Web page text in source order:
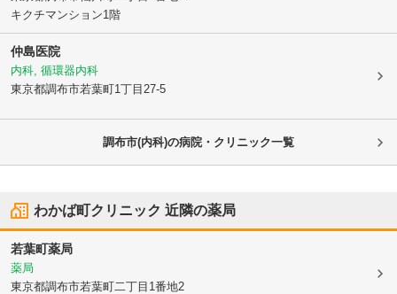
キクチマンション1階
仲島医院
内科, 循環器内科
東京都調布市若葉町1丁目27-5
調布市(内科)の病院・クリニック一覧
わかば町クリニック 近隣の薬局
若葉町薬局
薬局
東京都調布市若葉町二丁目1番地2